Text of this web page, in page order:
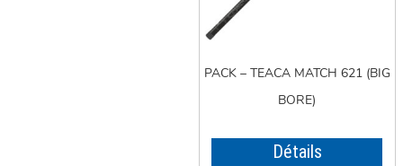
PACK – TEACA MATCH 621 (BIG
BORE)
Détails